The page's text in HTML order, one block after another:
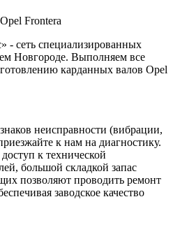
- сеть специализированных
Новгороде. Выполняем все
карданных валов Opel
неисправности (вибрации,
к нам на диагностику.
к технической
большой складкой запас
позволяют проводить ремонт
заводское качество